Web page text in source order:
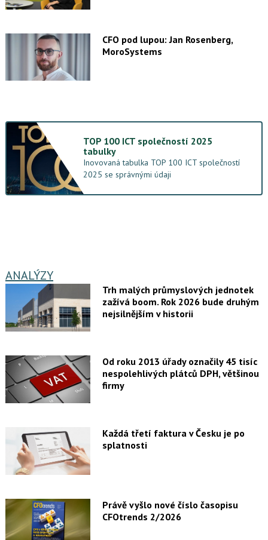
CFO pod lupou: Jan Rosenberg,
MoroSystems
TOP 100 ICT společností 2025
tabulky
Inovovaná tabulka TOP 100 ICT společností
2025 se správnými údaji
ANALÝZY
Trh malých průmyslových jednotek
zažívá boom. Rok 2026 bude druhým
nejsilnějším v historii
Od roku 2013 úřady označily 45 tisíc
nespolehlivých plátců DPH, většinou
firmy
Každá třetí faktura v Česku je po
splatnosti
Právě vyšlo nové číslo časopisu
CFOtrends 2/2026